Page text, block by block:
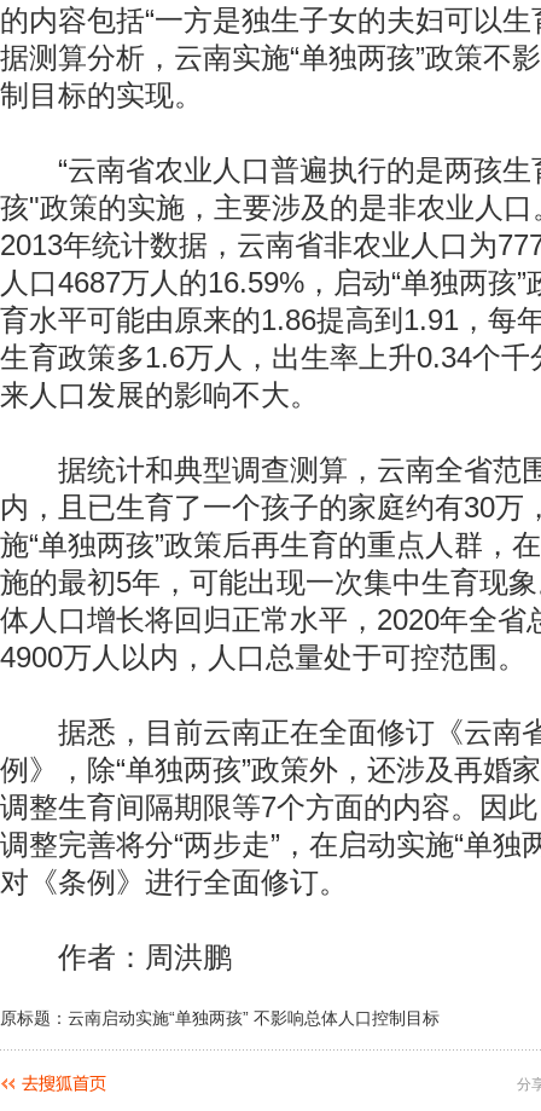
的内容包括“一方是独生子女的夫妇可以生
据测算分析，云南实施“单独两孩”政策不
制目标的实现。
“云南省农业人口普遍执行的是两孩生
孩"政策的实施，主要涉及的是非农业人口
2013年统计数据，云南省非农业人口为
人口4687万人的16.59%，启动“单独两孩
育水平可能由原来的1.86提高到1.91，每
生育政策多1.6万人，出生率上升0.34个
来人口发展的影响不大。
据统计和典型调查测算，云南全省范
内，且已生育了一个孩子的家庭约有30万
施“单独两孩”政策后再生育的重点人群，
施的最初5年，可能出现一次集中生育现
体人口增长将回归正常水平，2020年全省
4900万人以内，人口总量处于可控范围。
据悉，目前云南正在全面修订《云南
例》，除“单独两孩”政策外，还涉及再婚
调整生育间隔期限等7个方面的内容。因
调整完善将分“两步走”，在启动实施“单独
对《条例》进行全面修订。
作者：周洪鹏
原标题：云南启动实施“单独两孩” 不影响总体人口控制目标
分